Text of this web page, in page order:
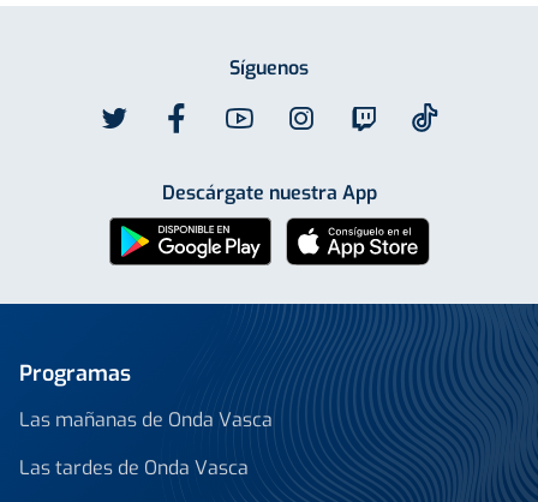
Síguenos
Descárgate nuestra App
Programas
Las mañanas de Onda Vasca
Las tardes de Onda Vasca